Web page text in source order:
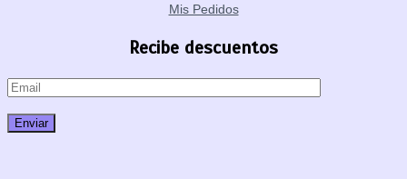
Mis Pedidos
Recibe descuentos